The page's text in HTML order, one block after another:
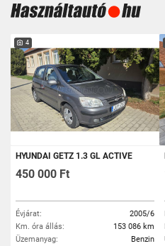
4
HYUNDAI GETZ 1.3 GL ACTIVE
450 000 Ft
Évjárat:
2005/6
Km. óra állás:
153 086 km
Üzemanyag:
Benzin